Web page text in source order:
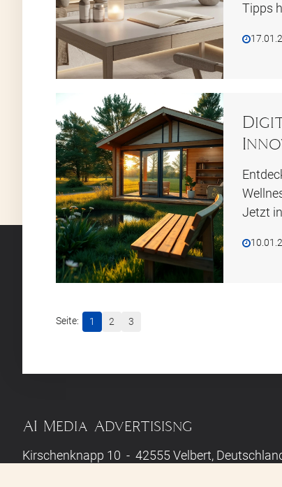
Tipps
Jetzt
1 2 3
AI Media Advertisisng
Kirschenknapp 10 - 42555 Velbert,